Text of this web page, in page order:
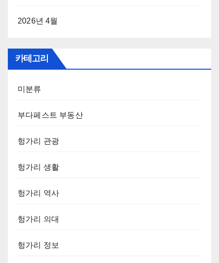
2026년 4월
카테고리
미분류
부다페스트 부동산
헝가리 관광
헝가리 생활
헝가리 역사
헝가리 의대
헝가리 정보